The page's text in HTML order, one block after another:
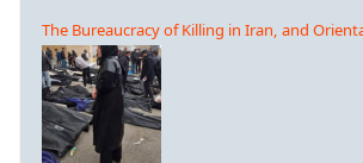
The Bureaucracy of Killing in Iran, and